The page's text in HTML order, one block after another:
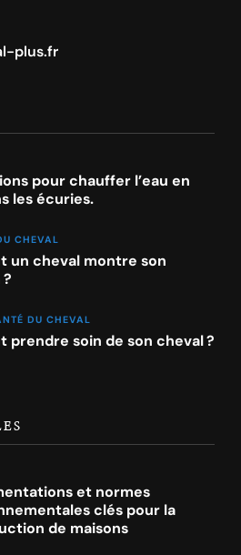
plus.fr
pour chauffer l’eau en
les écuries.
CHEVAL
un cheval montre son
DU CHEVAL
prendre soin de son cheval ?
et normes
clés pour la
de maisons